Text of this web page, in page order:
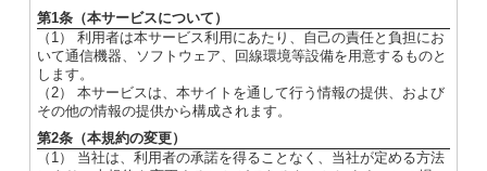
第1条（本サービスについて）
（1） 利用者は本サービス利用にあたり、自己の責任と負担にお
いて通信機器、ソフトウェア、回線環境等設備を用意するものと
します。
（2） 本サービスは、本サイトを通して行う情報の提供、および
その他の情報の提供から構成されます。
第2条（本規約の変更）
（1） 当社は、利用者の承諾を得ることなく、当社が定める方法